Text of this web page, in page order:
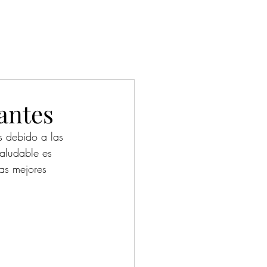
debido a las
es
mejores